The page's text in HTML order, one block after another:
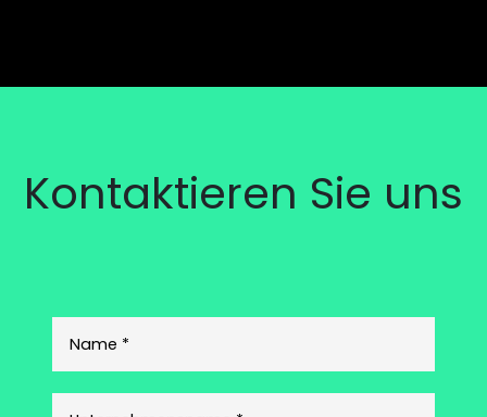
Kontaktieren Sie uns